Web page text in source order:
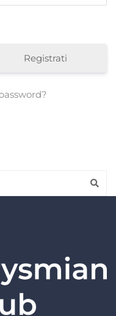
Registrati